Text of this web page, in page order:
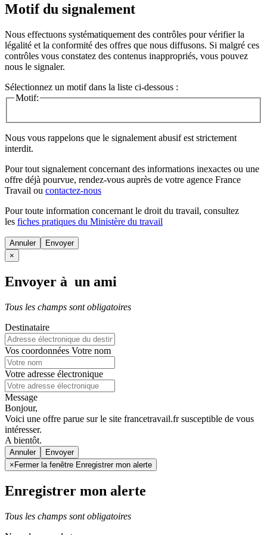
Motif du signalement
Nous effectuons systématiquement des contrôles pour vérifier la
légalité et la conformité des offres que nous diffusons. Si malgré ces
contrôles vous constatez des contenus inappropriés, vous pouvez
nous le signaler.
Sélectionnez un motif dans la liste ci-dessous :
Motif:
Nous vous rappelons que le signalement abusif est strictement
interdit.
Pour tout signalement concernant des informations inexactes ou une
offre déjà pourvue, rendez-vous auprès de votre agence France
Travail ou contactez-nous
Pour toute information concernant le droit du travail, consultez
les fiches pratiques du Ministère du travail
Annuler
×
Envoyer à un ami
Tous les champs sont obligatoires
Destinataire
Vos coordonnées Votre nom
Votre adresse électronique
Message
Bonjour,
Voici une offre parue sur le site francetravail.fr susceptible de vous
intéresser.
A bientôt.
Annuler
× Fermer la fenêtre Enregistrer mon alerte
Enregistrer mon alerte
Tous les champs sont obligatoires